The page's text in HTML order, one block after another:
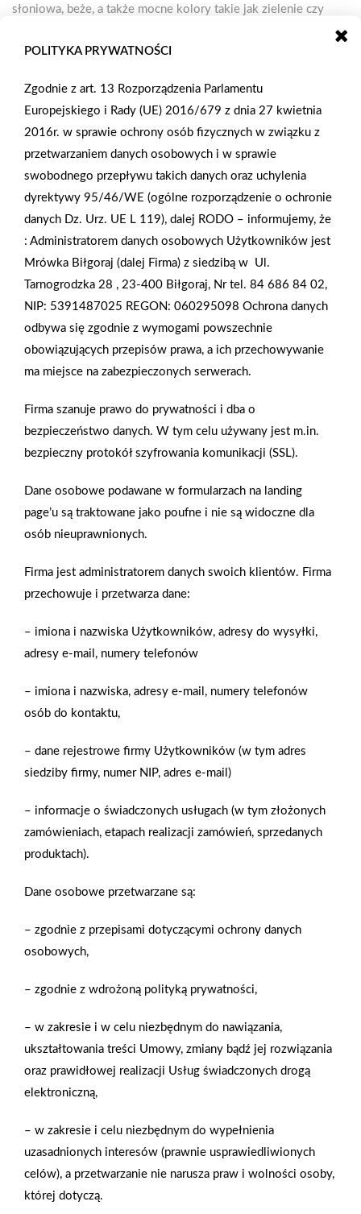
słoniowa, beże, a także mocne kolory takie jak zielenie czy
granaty – bez problemu kupimy więc płytki do łazienki w stylu
retro. Na podłogach dominują kamień naturalny lub jego
szachownicę lub drobne mozaiki, jak np.
tzw. gorseciki. Zarówno na ścianach, jak i na podłodze
sprawdzą się płytki o wyglądzie dawniej wytwarzanych
okładzin ceramicznych i kamiennych: błyszcząca majolika,
grube cotto czy też barwne, naśladujące portugalskie płytki
cementowe pachworkowe azulejos. Styl retro w łazience
można uzyskać również sięgając po płytki imitujące drewno,
producenci oferują też mozaiki wykonane z wytrzymałego
gresu. Płytki do łazienki w stylu retro mogą mieć też bogate
zdobienia – często producenci proponują przestrzenne listwy,
wałki czy elementy naśladujące sztukaterie, w ofercie rynkowej
znajdziemy też płytki imitujące stare kafle piecowe
czy boazerię angielską. Do łazienek w stylu retro pasują
doskonale płytki zdobione barwnymi motywami roślinnymi,
oryginalną aranżację. Pomieszczenie w tym stylu jest nie tylko
komfortowe, ale i bardzo eleganckie. Aranżując łazienkę w stylu
retro możemy też pokusić się o połączenie drewna i cegły.
łazienkowaStyl retro w łazience można osiągnąć, wykańczając
ściany czy posadzkę neutralnymi stylowo okładzinami. Wtedy
łazienkowe sprzęty – miska ustępowa, bidet, umywalka i
wanna. Jest wielu producentów, którzy oferują całe kolekcje
bogato zdobionych nóżkach. Misy umywalkowe oraz muszle
sedesowe i bidetowe mają często prostopadłościenne kształty
uwagę na umywalki kolorowe i zdobione ornamentami – taki
wyrazisty element może wykreować atmosferę retro nawet
w minimalistycznie urządzonej łazience. W ofercie rynkowej
prysznicowe dedykowane do łazienek w stylu retro –
zazwyczaj mają one profile i okucia z metalu zwykle w kolorze
złotym, a w bardziej stylizowanych modelach również szklane
Charakterystyczna dla łazienek retro są wanny wolnostojące,
wolnostojący, pamiętajmy, że najlepiej wygląda on w duecie
z dopasowaną stylowo baterią wolnostojącą. zazwyczaj są one
wyprofilowane w kształty, które do złudzenia przypominają
wanny z pokojów kąpielowych w starych pałacach i dworach.
wyrafinowane i najdroższe modele są z miedzi. Nóżki
przypominają lwie łapy, mogą być także dekorowane innymi
ornamentami. Ciekawą ofertę wanien retro stanowią lekkie
i wytrzymałe produkty akrylowe z zewnątrz pokryte masą
POLITYKA PRYWATNOŚCI
Zgodnie z art. 13 Rozporządzenia Parlamentu
Europejskiego i Rady (UE) 2016/679 z dnia 27 kwietnia
2016r. w sprawie ochrony osób fizycznych w związku z
przetwarzaniem danych osobowych i w sprawie
swobodnego przepływu takich danych oraz uchylenia
dyrektywy 95/46/WE (ogólne rozporządzenie o ochronie
danych Dz. Urz. UE L 119), dalej RODO – informujemy, że
: Administratorem danych osobowych Użytkowników jest
Mrówka Biłgoraj (dalej Firma) z siedzibą w Ul.
Tarnogrodzka 28 , 23-400 Biłgoraj, Nr tel. 84 686 84 02,
NIP: 5391487025 REGON: 060295098 Ochrona danych
odbywa się zgodnie z wymogami powszechnie
obowiązujących przepisów prawa, a ich przechowywanie
ma miejsce na zabezpieczonych serwerach.
Firma szanuje prawo do prywatności i dba o
bezpieczeństwo danych. W tym celu używany jest m.in.
bezpieczny protokół szyfrowania komunikacji (SSL).
Dane osobowe podawane w formularzach na landing
page’u są traktowane jako poufne i nie są widoczne dla
osób nieuprawnionych.
Firma jest administratorem danych swoich klientów. Firma
przechowuje i przetwarza dane:
– imiona i nazwiska Użytkowników, adresy do wysyłki,
adresy e-mail, numery telefonów
– imiona i nazwiska, adresy e-mail, numery telefonów
osób do kontaktu,
– dane rejestrowe firmy Użytkowników (w tym adres
siedziby firmy, numer NIP, adres e-mail)
– informacje o świadczonych usługach (w tym złożonych
zamówieniach, etapach realizacji zamówień, sprzedanych
produktach).
Dane osobowe przetwarzane są:
– zgodnie z przepisami dotyczącymi ochrony danych
osobowych,
– zgodnie z wdrożoną polityką prywatności,
– w zakresie i w celu niezbędnym do nawiązania,
ukształtowania treści Umowy, zmiany bądź jej rozwiązania
oraz prawidłowej realizacji Usług świadczonych drogą
elektroniczną,
– w zakresie i celu niezbędnym do wypełnienia
uzasadnionych interesów (prawnie usprawiedliwionych
celów), a przetwarzanie nie narusza praw i wolności osoby,
której dotyczą.